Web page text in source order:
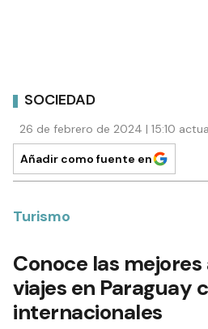
SOCIEDAD
26 de febrero de 2024 | 15:10
Añadir como fuente en
Turismo
Conoce las
viajes en Paraguay
internacionales